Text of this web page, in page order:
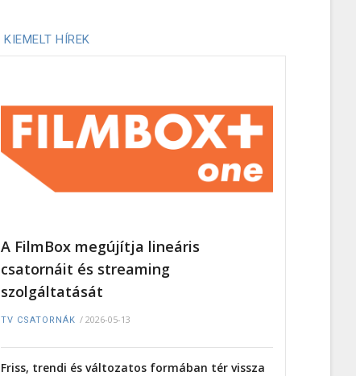
KIEMELT HÍREK
A FilmBox megújítja lineáris
csatornáit és streaming
szolgáltatását
TV CSATORNÁK / 2026-05-13
Friss, trendi és változatos formában tér vissza